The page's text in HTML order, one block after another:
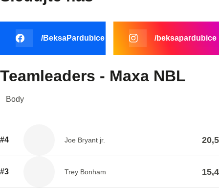
/BeksaPardubice /beksapardubice
Teamleaders - Maxa NBL
Body
#4 Joe Bryant jr. 20,5
#3 Trey Bonham 15,4